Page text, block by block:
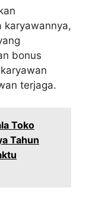
karyawannya,
bonus
terjaga.
Toko
Tahun